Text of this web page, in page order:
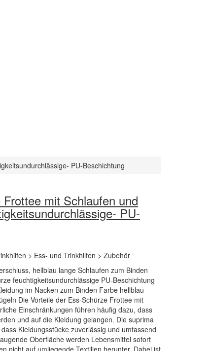
PU-Beschichtung
mit Schlaufen und
PU-
> Ess- und Trinkhilfen > Zubehör
hellblau lange Schlaufen zum Binden
feuchtigkeitsundurchlässige PU-Beschichtung
im Nacken zum Binden Farbe hellblau
Die Vorteile der Ess-Schürze Frottee mit
Einschränkungen führen häufig dazu, dass
und auf die Kleidung gelangen. Die suprima
Kleidungsstücke zuverlässig und umfassend
Oberfläche werden Lebensmittel sofort
nicht auf umliegende Textilien herunter. Dabei ist